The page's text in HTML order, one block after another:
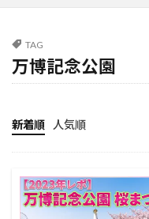
TAG
万博記念公園
新着順 人気順